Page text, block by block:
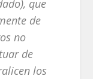
que
de
no
de
los